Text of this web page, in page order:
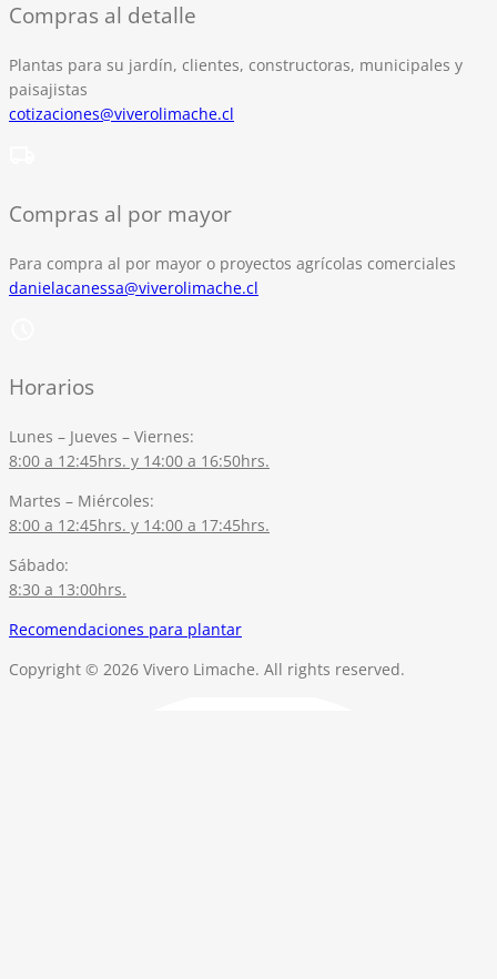
Compras al detalle
Plantas para su jardín, clientes, constructoras, municipales y
paisajistas
cotizaciones@viverolimache.cl
Compras al por mayor
Para compra al por mayor o proyectos agrícolas comerciales
danielacanessa@viverolimache.cl
Horarios
Lunes – Jueves – Viernes:
8:00 a 12:45hrs. y 14:00 a 16:50hrs.
Martes – Miércoles:
8:00 a 12:45hrs. y 14:00 a 17:45hrs.
Sábado:
8:30 a 13:00hrs.
Recomendaciones para plantar
Copyright © 2026 Vivero Limache. All rights reserved.